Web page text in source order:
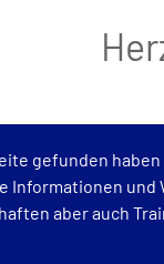
gefunden
Informationen
aber auch